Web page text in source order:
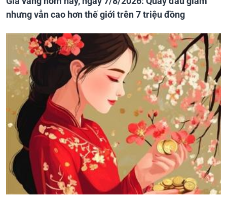
nhưng vẫn cao hơn thế giới trên 7 triệu đồng